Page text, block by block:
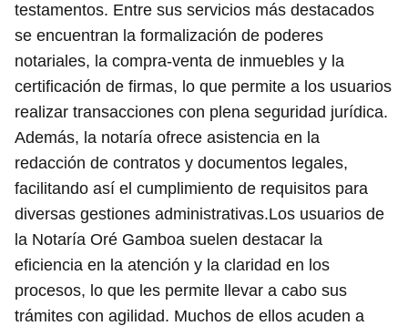
testamentos. Entre sus servicios más destacados
se encuentran la formalización de poderes
notariales, la compra-venta de inmuebles y la
certificación de firmas, lo que permite a los usuarios
realizar transacciones con plena seguridad jurídica.
Además, la notaría ofrece asistencia en la
redacción de contratos y documentos legales,
facilitando así el cumplimiento de requisitos para
diversas gestiones administrativas.Los usuarios de
la Notaría Oré Gamboa suelen destacar la
eficiencia en la atención y la claridad en los
procesos, lo que les permite llevar a cabo sus
trámites con agilidad. Muchos de ellos acuden a